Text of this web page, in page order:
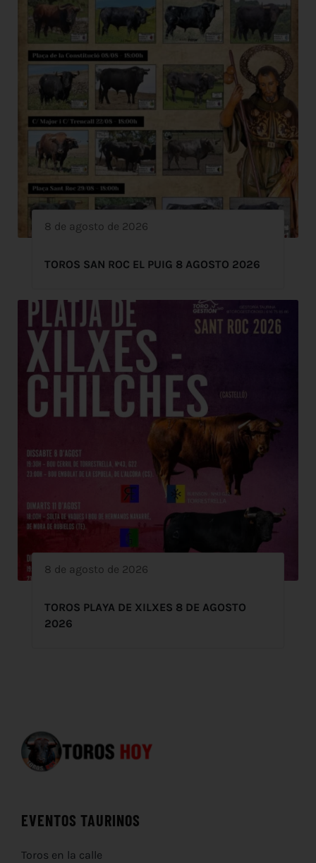
8 de agosto de 2026
TOROS SAN ROC EL PUIG 8 AGOSTO 2026
8 de agosto de 2026
TOROS PLAYA DE XILXES 8 DE AGOSTO
2026
EVENTOS TAURINOS
Toros en la calle